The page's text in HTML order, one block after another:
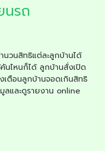
นรถ
นวนสิทธิแต่ละลูกบ้านได้
นไหนก็ได้ ลูกบ้านสั่งเปิด
เตือนลูกบ้านจอดเกินสิทธิ
ลและดูรายงาน online